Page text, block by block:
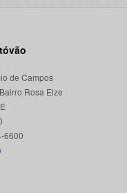
de Campos
Rosa Elze